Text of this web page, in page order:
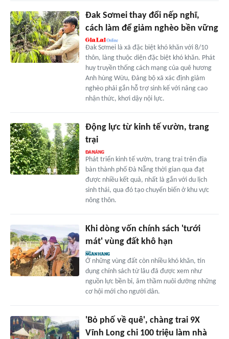
Đak Sơmei thay đổi nếp nghĩ,
cách làm để giảm nghèo bền vững
Đak Sơmei là xã đặc biệt khó khăn với 8/10
thôn, làng thuộc diện đặc biệt khó khăn. Phát
huy truyền thống cách mạng của quê hương
Anh hùng Wừu, Đảng bộ xã xác định giảm
nghèo phải gắn hỗ trợ sinh kế với nâng cao
nhận thức, khơi dậy nội lực.
Động lực từ kinh tế vườn, trang
trại
Phát triển kinh tế vườn, trang trại trên địa
bàn thành phố Đà Nẵng thời gian qua đạt
được nhiều kết quả, nhất là gắn với du lịch
sinh thái, qua đó tạo chuyển biến ở khu vực
nông thôn.
Khi dòng vốn chính sách 'tưới
mát' vùng đất khô hạn
Ở những vùng đất còn nhiều khó khăn, tín
dụng chính sách từ lâu đã được xem như
nguồn lực bền bỉ, âm thầm nuôi dưỡng những
cơ hội mới cho người dân.
'Bỏ phố về quê', chàng trai 9X
Vĩnh Long chi 100 triệu làm nhà